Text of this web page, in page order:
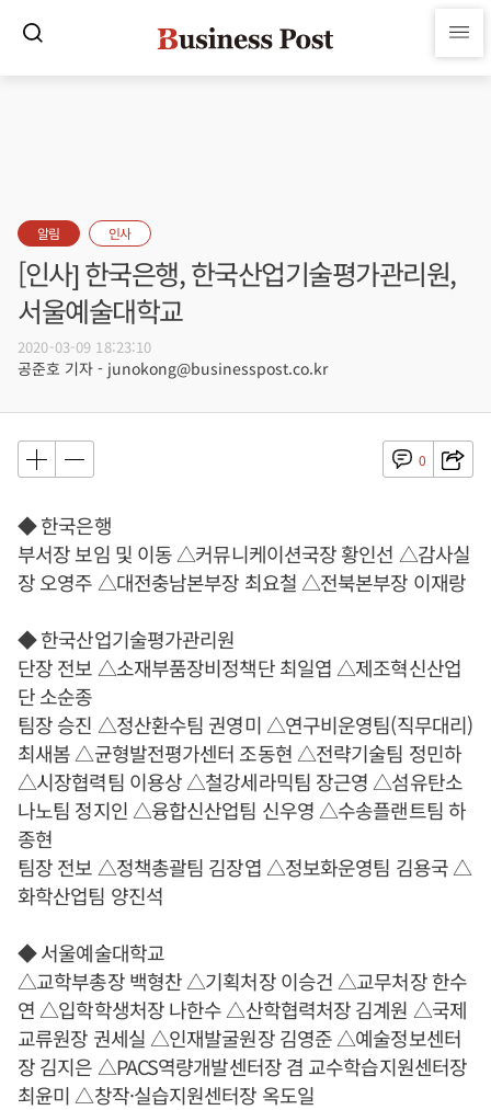
알림 인사
[인사] 한국은행, 한국산업기술평가관리원,
서울예술대학교
2020-03-09 18:23:10
공준호 기자 - junokong@businesspost.co.kr
0
◆ 한국은행
부서장 보임 및 이동 △커뮤니케이션국장 황인선 △감사실
장 오영주 △대전충남본부장 최요철 △전북본부장 이재랑
◆ 한국산업기술평가관리원
단장 전보 △소재부품장비정책단 최일엽 △제조혁신산업
단 소순종
팀장 승진 △정산환수팀 권영미 △연구비운영팀(직무대리)
최새봄 △균형발전평가센터 조동현 △전략기술팀 정민하
△시장협력팀 이용상 △철강세라믹팀 장근영 △섬유탄소
나노팀 정지인 △융합신산업팀 신우영 △수송플랜트팀 하
종현
팀장 전보 △정책총괄팀 김장엽 △정보화운영팀 김용국 △
화학산업팀 양진석
◆ 서울예술대학교
△교학부총장 백형찬 △기획처장 이승건 △교무처장 한수
연 △입학학생처장 나한수 △산학협력처장 김계원 △국제
교류원장 권세실 △인재발굴원장 김영준 △예술정보센터
장 김지은 △PACS역량개발센터장 겸 교수학습지원센터장
최윤미 △창작·실습지원센터장 옥도일